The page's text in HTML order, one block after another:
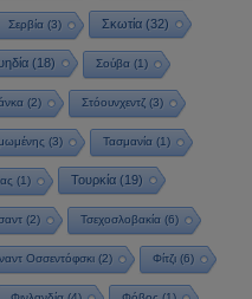
Σερβία(3) Σκωτία(32)
(18) Σούβα(1)
(2) Στόουνχεντζ (3)
(3) Τασμανία(1)
(1) Τουρκία(19)
(2) Τσεχοσλοβακία(6)
Οσσεντόφσκι(2) Φίτζι(6)